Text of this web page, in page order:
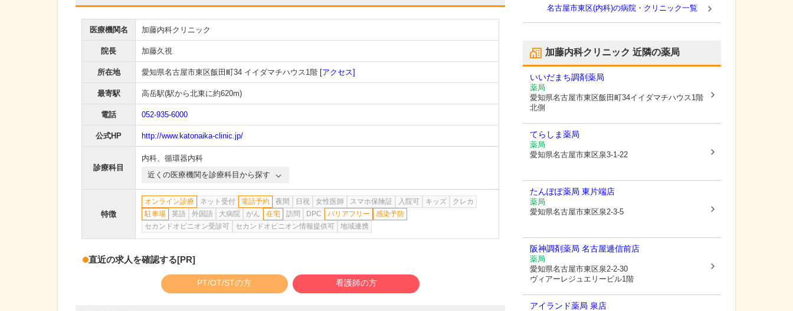
医療機関名 加藤内科クリニック
院長 加藤久視
所在地 愛知県名古屋市東区飯田町34 イイダマチハウス1階 [アクセス]
最寄駅 高岳駅(駅から北東に約620m)
電話 052-935-6000
公式HP http://www.katonaika-clinic.jp/
診療科目
内科、 循環器内科
近くの医療機関を診療科目から探す
特徴
オンライン診療 ネット受付 電話予約 夜間 日祝 女性医師 スマホ保険証 入院可 キッズ
クレカ
駐車場
英語 外国語 大病院 がん 在宅 訪問 DPC バリアフリー
感染予防
セカンドオピニオン受診可
セカンドオピニオン情報提供可 地域連携
直近の求人を確認する[PR]
PT/OT/STの方 看護師の方
名古屋市東区(内科)の病院・クリニック一覧
加藤内科クリニック 近隣の薬局
いいだまち調剤薬局
薬局
愛知県名古屋市東区飯田町34イイダマチハウス1階
北側
てらしま薬局
薬局
愛知県名古屋市東区泉3-1-22
たんぽぽ薬局 東片端店
薬局
愛知県名古屋市東区泉2-3-5
阪神調剤薬局 名古屋逓信前店
薬局
愛知県名古屋市東区泉2-2-30
ヴィアーレジュエリービル1階
アイランド薬局 泉店